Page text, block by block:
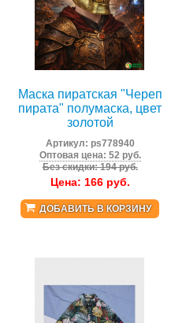
Маска пиратская "Череп
пирата" полумаска, цвет
золотой
Артикул: ps778940
Оптовая цена: 52 руб.
Без скидки: 194 руб.
Цена: 166руб.
ДОБАВИТЬ В КОРЗИНУ